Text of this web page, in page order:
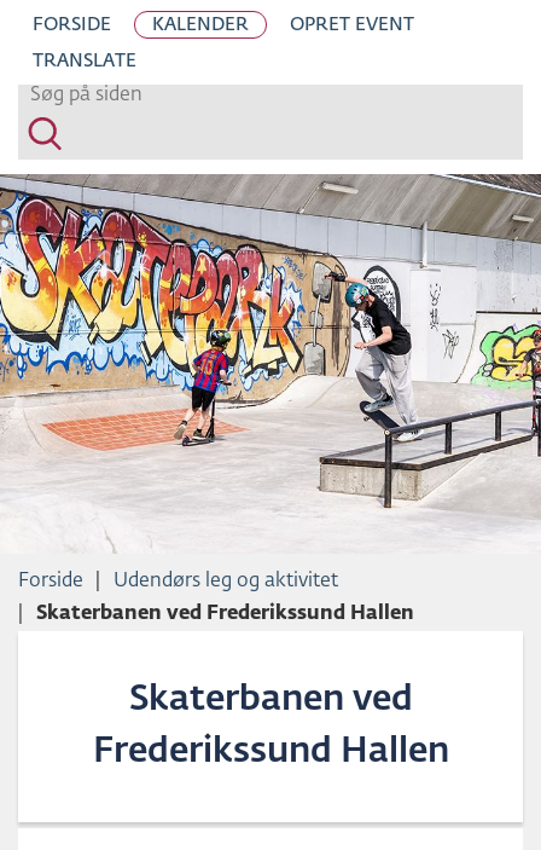
H
O
P
T
I
L
S
I
D
E
N
S
I
N
L
D
FORSIDE KALENDER
OPRET EVENT
TRANSLATE
Forside
Udendørs leg og aktivitet
Skaterbanen ved Frederikssund Hallen
Skaterbanen ved
Frederikssund Hallen